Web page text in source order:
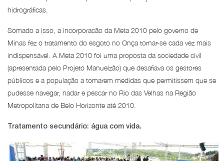
hidrográficas.
Somado a isso, a incorporacão da Meta 2010 pelo governo de
Minas fez o tratamento do esgoto no Onça tornar-se cada vez mais
indispensável. A Meta 2010 foi uma proposta da sociedade civil
(apresentada pelo Projeto Manuelzão) que desafiava os gestores
públicos e a população a tomarem medidas que permitissem que se
pudesse navegar, nadar e pescar no Rio das Velhas na Região
Metropolitana de Belo Horizonte até 2010.
Tratamento secundário: água com vida.